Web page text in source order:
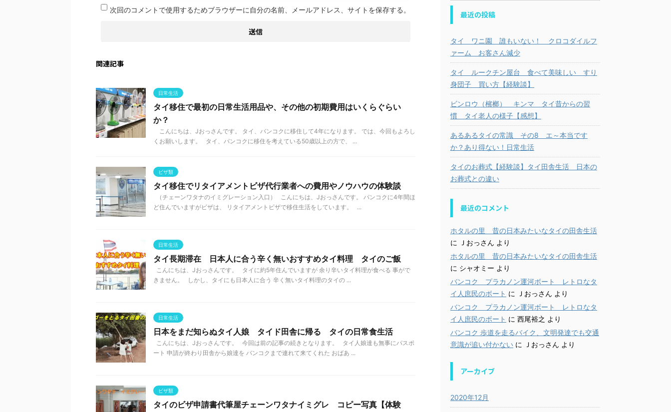
次回のコメントで使用するためブラウザーに自分の名前、メールアドレス、サイトを保存する。
関連記事
日常生活
タイ移住で最初の日常生活用品や、その他の初期費用はいくらぐらい
か？
こんにちは、Jおっさんです。 タイ、バンコクに移住して4年になります。 では、今回もよろし
くお願いします。 タイ、バンコクに移住を考えている50歳以上の方で、 ...
ビザ類
タイ移住でリタイアメントビザ代行業者への費用やノウハウの体験談
（チェーンワタナのイミグレーション入口） こんにちは、Jおっさんです。 バンコクに4年間ほ
ど住んでいますがビザは、 リタイアメントビザで移住生活をしています。 ...
日常生活
タイ長期滞在 日本人に合う辛く無いおすすめタイ料理 タイのご飯
こんにちは、Jおっさんです。 タイに約5年住んでいますが 余り辛いタイ料理が食べる 事がで
きません。 しかし、タイにも日本人に合う 辛く無いタイ料理のタイの ...
日常生活
日本をまだ知らぬタイ人娘 タイド田舎に帰る タイの日常食生活
こんにちは、Jおっさんです。 今回は前の記事の続きとなります。 タイ人娘達も無事にパスポ
ート 申請が終わり田舎から娘達を バンコクまで連れて来てくれた おばあ ...
ビザ類
タイのビザ申請書代筆屋チェーンワタナイミグレ コピー写真【体験
最近の投稿
タイ ワニ園 誰もいない！ クロコダイルフ
ァーム お客さん減少
タイ ルークチン屋台 食べて美味しい すり
身団子 買い方【経験談】
ビンロウ（檳榔） キンマ タイ昔からの習
慣 タイ老人の様子【感想】
あるあるタイの常識 その8 エ～本当です
か？あり得ない！日常生活
タイのお葬式【経験談】タイ田舎生活 日本の
お葬式との違い
最近のコメント
ホタルの里 昔の日本みたいなタイの田舎生活
に
Ｊおっさん より
ホタルの里 昔の日本みたいなタイの田舎生活
に シャオミー より
バンコク プラカノン運河ボート レトロなタ
イ人庶民のボート に Ｊおっさん より
バンコク プラカノン運河ボート レトロなタ
イ人庶民のボート に 西尾裕之 より
バンコク 歩道を走るバイク、文明発達でも交通
意識が追い付かない に Ｊおっさん より
アーカイブ
2020年12月